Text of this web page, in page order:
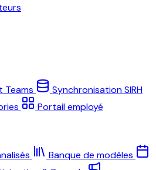
Teams
Synchronisation SIRH
Portail employé
Banque de modèles